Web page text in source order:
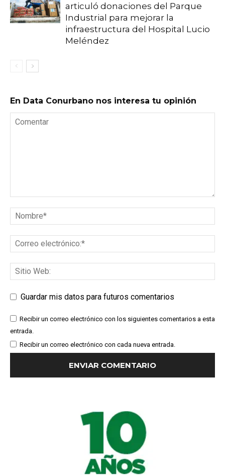
articuló donaciones del Parque
Industrial para mejorar la
infraestructura del Hospital Lucio
Meléndez
En Data Conurbano nos interesa tu opinión
Guardar mis datos para futuros comentarios
Recibir un correo electrónico con los siguientes comentarios a esta
entrada.
Recibir un correo electrónico con cada nueva entrada.